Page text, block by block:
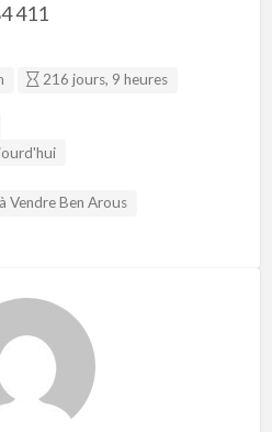
411
216 jours, 9 heures
Vendre Ben Arous